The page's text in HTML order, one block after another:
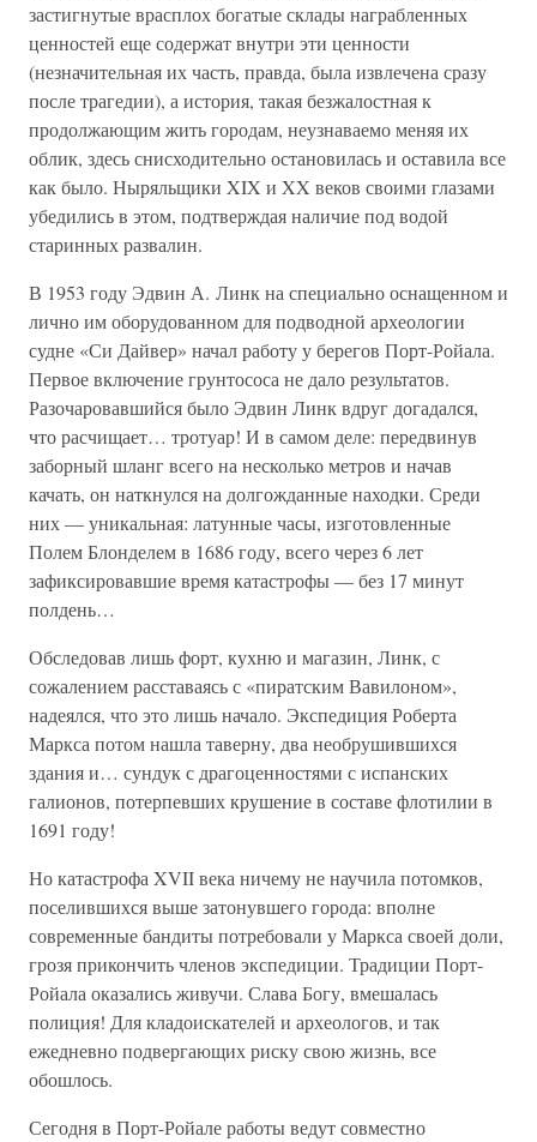
застигнутые врасплох богатые склады награбленных
ценностей еще содержат внутри эти ценности
(незначительная их часть, правда, была извлечена сразу
после трагедии), а история, такая безжалостная к
продолжающим жить городам, неузнаваемо меняя их
облик, здесь снисходительно остановилась и оставила все
как было. Ныряльщики XIX и XX веков своими глазами
убедились в этом, подтверждая наличие под водой
старинных развалин.
В 1953 году Эдвин А. Линк на специально оснащенном и
лично им оборудованном для подводной археологии
судне «Си Дайвер» начал работу у берегов Порт-Ройала.
Первое включение грунтососа не дало результатов.
Разочаровавшийся было Эдвин Линк вдруг догадался,
что расчищает… тротуар! И в самом деле: передвинув
заборный шланг всего на несколько метров и начав
качать, он наткнулся на долгожданные находки. Среди
них — уникальная: латунные часы, изготовленные
Полем Блонделем в 1686 году, всего через 6 лет
зафиксировавшие время катастрофы — без 17 минут
полдень…
Обследовав лишь форт, кухню и магазин, Линк, с
сожалением расставаясь с «пиратским Вавилоном»,
надеялся, что это лишь начало. Экспедиция Роберта
Маркса потом нашла таверну, два необрушившихся
здания и… сундук с драгоценностями с испанских
галионов, потерпевших крушение в составе флотилии в
1691 году!
Но катастрофа XVII века ничему не научила потомков,
поселившихся выше затонувшего города: вполне
современные бандиты потребовали у Маркса своей доли,
грозя прикончить членов экспедиции. Традиции Порт-
Ройала оказались живучи. Слава Богу, вмешалась
полиция! Для кладоискателей и археологов, и так
ежедневно подвергающих риску свою жизнь, все
обошлось.
Сегодня в Порт-Ройале работы ведут совместно